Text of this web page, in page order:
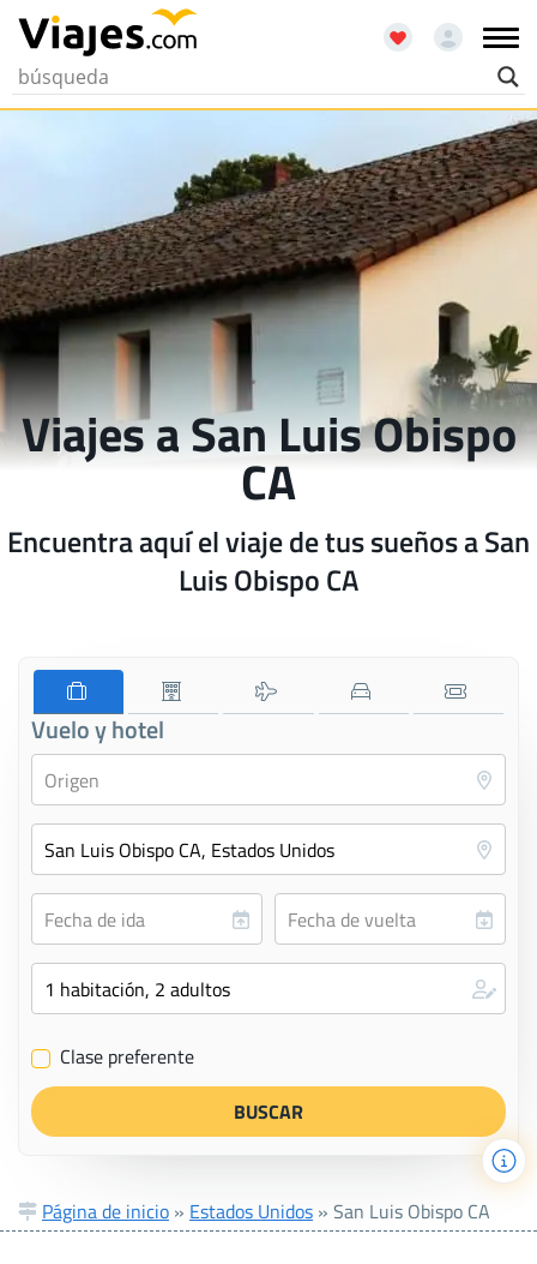
Viajes a San Luis Obispo
CA
Encuentra aquí el viaje de tus sueños a San
Luis Obispo CA
Vuelo y hotel
✔ Clase preferente
Página de inicio » Estados Unidos » San Luis Obispo CA